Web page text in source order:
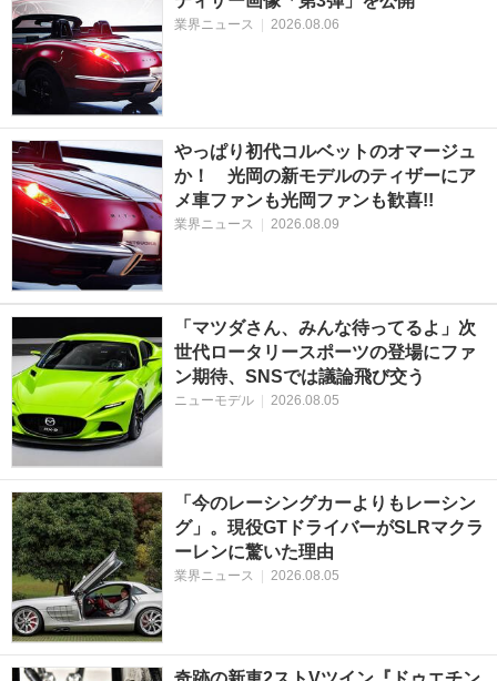
業界ニュース 2026.08.06
やっぱり初代コルベットのオマージュ
か！ 光岡の新モデルのティザーにア
メ車ファンも光岡ファンも歓喜!!
業界ニュース 2026.08.09
「マツダさん、みんな待ってるよ」次
世代ロータリースポーツの登場にファ
ン期待、SNSでは議論飛び交う
ニューモデル 2026.08.05
「今のレーシングカーよりもレーシン
グ」。現役GTドライバーがSLRマクラ
ーレンに驚いた理由
業界ニュース 2026.08.05